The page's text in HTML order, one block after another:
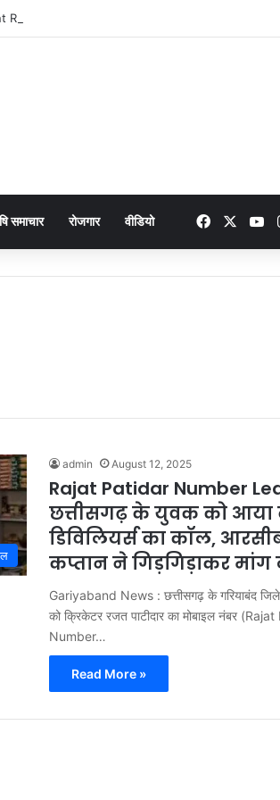
समाचार रोजगार वीडियो Facebook
admin August 12, 2025
Rajat Patidar Number
छत्तीसगढ़ के युवक को आया
डिविलियर्स का कॉल,
कप्तान ने गिड़गिड़ाकर मांग
Gariyaband News : छत्तीसगढ़ के गरियाबंद
को क्रिकेटर रजत पाटीदार का मोबाइल नंबर
Number…
Read More »